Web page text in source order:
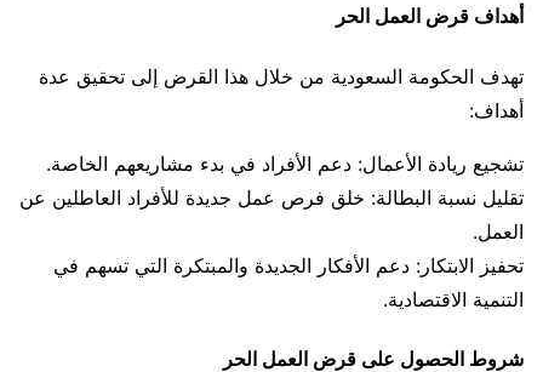
أهداف قرض العمل الحر
تهدف الحكومة السعودية من خلال هذا القرض إلى تحقيق عدة
أهداف:
تشجيع ريادة الأعمال: دعم الأفراد في بدء مشاريعهم الخاصة.
تقليل نسبة البطالة: خلق فرص عمل جديدة للأفراد العاطلين عن
العمل.
تحفيز الابتكار: دعم الأفكار الجديدة والمبتكرة التي تسهم في
التنمية الاقتصادية.
شروط الحصول على قرض العمل الحر